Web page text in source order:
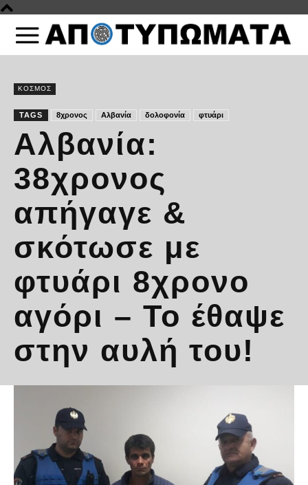
ΚΟΣΜΟΣ
TAGS 8χρονος Αλβανία δολοφονία φτυάρι
Αλβανία:
38χρονος
απήγαγε &
σκότωσε με
φτυάρι 8χρονο
αγόρι – Το έθαψε
στην αυλή του!